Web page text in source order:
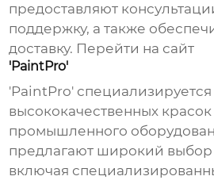
предоставляют
поддержку, а также
доставку. Перейти на сайт
'PaintPro'
'PaintPro' специализируется
высококачественных красок
промышленного
предлагают широкий выбор
включая